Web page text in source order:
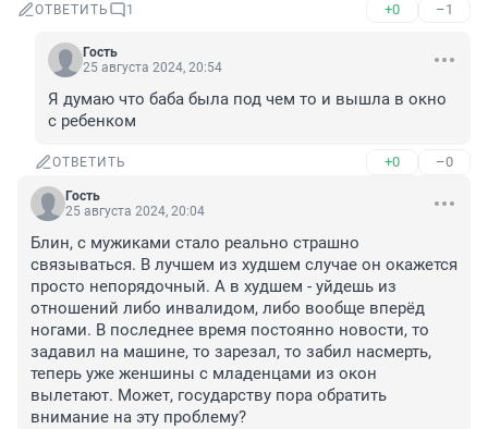
ОТВЕТИТЬ 1 +0 –1
Гость
25 августа 2024, 20:54
Я думаю что баба была под чем то и вышла в окно
с ребенком
ОТВЕТИТЬ +0 –0
Гость
25 августа 2024, 20:04
Блин, с мужиками стало реально страшно
связываться. В лучшем из худшем случае он окажется
просто непорядочный. А в худшем - уйдешь из
отношений либо инвалидом, либо вообще вперёд
ногами. В последнее время постоянно новости, то
задавил на машине, то зарезал, то забил насмерть,
теперь уже женшины с младенцами из окон
вылетают. Может, государству пора обратить
внимание на эту проблему?